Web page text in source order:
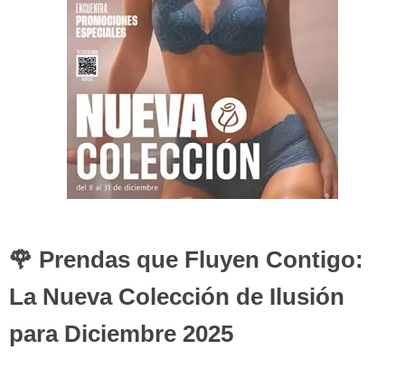
🌹 Prendas que Fluyen Contigo:
La Nueva Colección de Ilusión
para Diciembre 2025